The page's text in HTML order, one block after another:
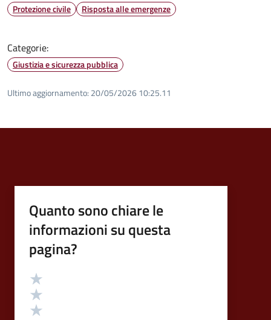
Protezione civile Risposta alle emergenze
Categorie:
Giustizia e sicurezza pubblica
Ultimo aggiornamento: 20/05/2026 10:25.11
Quanto sono chiare le
informazioni su questa
pagina?
Valutazione